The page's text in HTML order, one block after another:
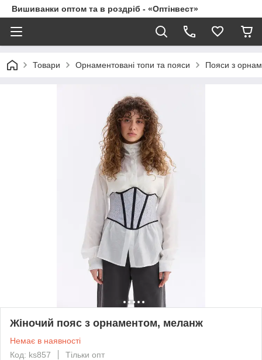
Вишиванки оптом та в роздріб - «Оптінвест»
Товари Орнаментовані топи та пояси Пояси з
Жіночий пояс з орнаментом, меланж
Немає в наявності
Код: ks857
Тільки опт